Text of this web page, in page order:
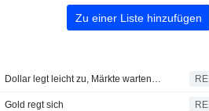
Zu einer Liste hinzufügen
Dollar legt leicht zu, Märkte warten auf Neuigkeiten zu Iran-Deal und richten Blick auf Arbeitsmarktdaten RE
Gold regt sich RE